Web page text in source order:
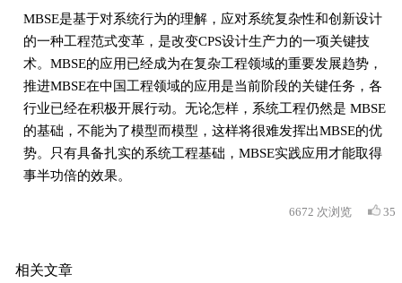
MBSE是基于对系统行为的理解，应对系统复杂性和创新设计
的一种工程范式变革，是改变CPS设计生产力的一项关键技
术。MBSE的应用已经成为在复杂工程领域的重要发展趋势，
推进MBSE在中国工程领域的应用是当前阶段的关键任务，各
行业已经在积极开展行动。无论怎样，系统工程仍然是 MBSE
的基础，不能为了模型而模型，这样将很难发挥出MBSE的优
势。只有具备扎实的系统工程基础，MBSE实践应用才能取得
事半功倍的效果。
6672 次浏览 35
相关文章